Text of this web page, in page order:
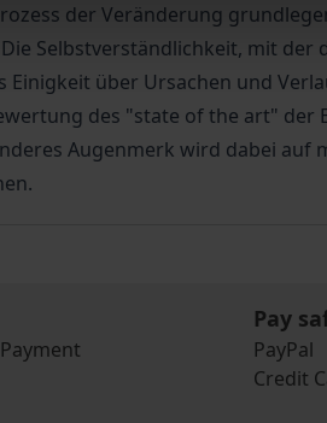
der Veränderung
Selbstverständlichkeit, mit
über Ursachen und
des "state of the art"
Augenmerk wird dabei
Pay
PayPal
Credit